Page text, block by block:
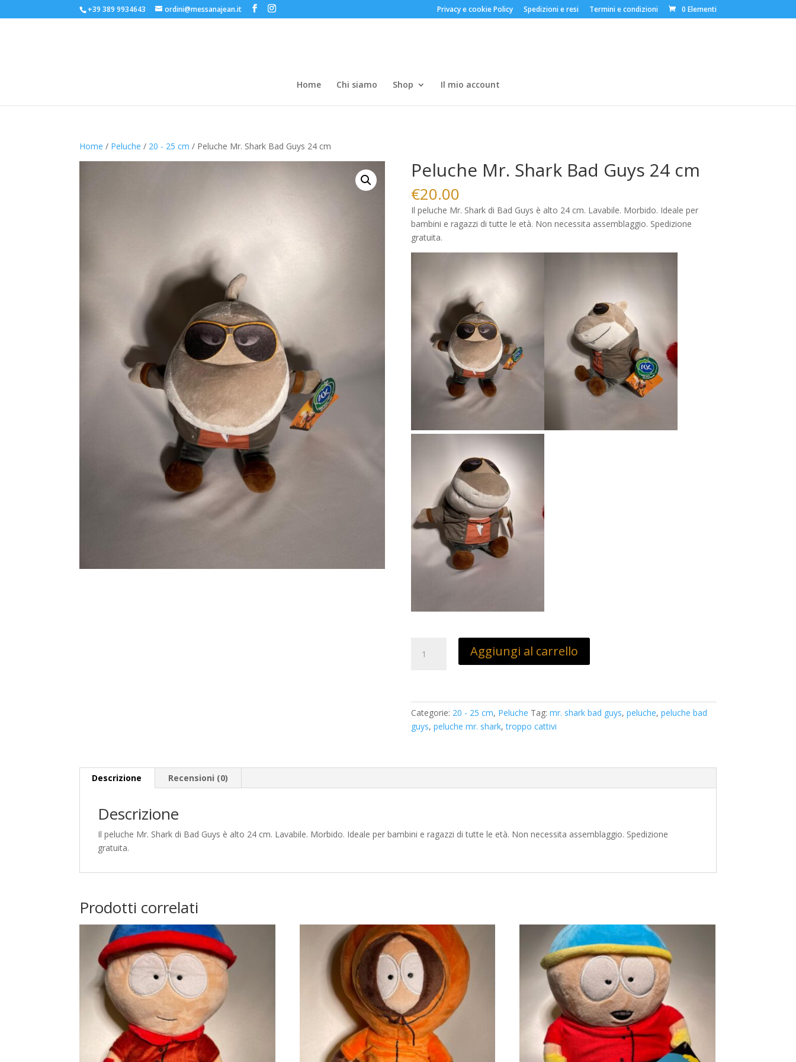
+39 389 9934643 ordini@messanajean.it Privacy e cookie Policy Spedizioni e resi Termini e condizioni 0 Elementi
Home Chi siamo Shop Il mio account
Home / Peluche / 20 - 25 cm / Peluche Mr. Shark Bad Guys 24 cm
Peluche Mr. Shark Bad Guys 24 cm
€20.00
Il peluche Mr. Shark di Bad Guys è alto 24 cm. Lavabile. Morbido. Ideale per
bambini e ragazzi di tutte le età. Non necessita assemblaggio. Spedizione
gratuita.
24
cm
Aggiungi al carrello
l
t
e
a
:
Categorie: 20 - 25 cm, Peluche Tag: mr. shark bad guys, peluche, peluche bad
guys, peluche mr. shark,troppo cattivi
Descrizione Recensioni (0)
Descrizione
Il peluche Mr. Shark di Bad Guys è alto 24 cm. Lavabile. Morbido. Ideale per bambini e ragazzi di tutte le età. Non necessita assemblaggio. Spedizione
gratuita.
Prodotti correlati